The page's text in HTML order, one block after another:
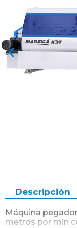
Descripción
Máquina
metros por min